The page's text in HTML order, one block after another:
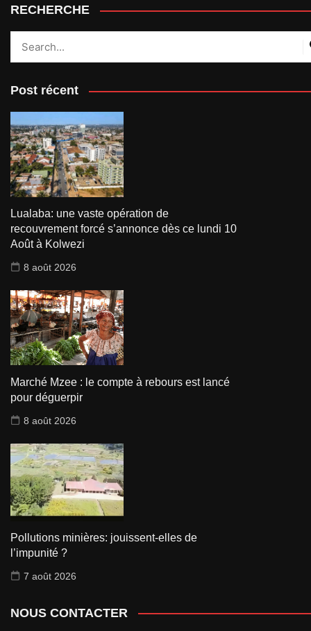
RECHERCHE
Post récent
Lualaba: une vaste opération de
recouvrement forcé s’annonce dès ce lundi 10
Août à Kolwezi
8 août 2026
Marché Mzee : le compte à rebours est lancé
pour déguerpir
8 août 2026
Pollutions minières: jouissent-elles de
l’impunité ?
7 août 2026
NOUS CONTACTER